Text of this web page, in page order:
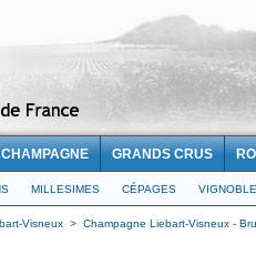
CHAMPAGNE GRANDS CRUS
MILLESIMES CÉPAGES
Visneux > Champagne Liebart-Visneux -